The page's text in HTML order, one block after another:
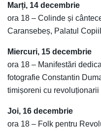
Marți, 14 decembrie
ora 18 – Colinde și
Caransebeș, Palatul
Miercuri, 15 decembrie
ora 18 – Manifestări
fotografie Constantin
timișoreni cu
Joi, 16 decembrie
ora 18 – Folk pentru